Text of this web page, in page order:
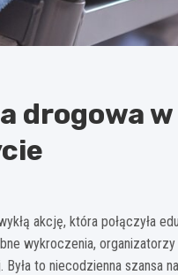
drogowa
akcję, która połączyła
wykroczenia,
to niecodzienna szansa